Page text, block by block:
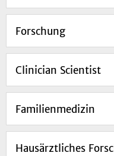
Forschung
Clinician Scientist
Familienmedizin
Hausärztliches